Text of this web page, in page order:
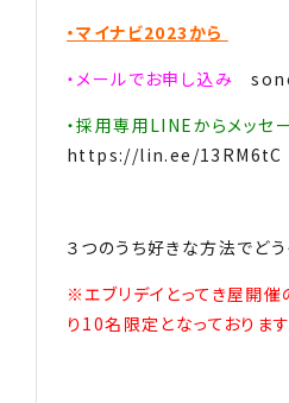
・マイナビ2023から
・メールでお申し込み
・採用専用LINEからメッセ
https://lin.ee/13RM6tC
３つのうち好きな方法でど
※エブリデイとってき屋開
り10名限定となっております